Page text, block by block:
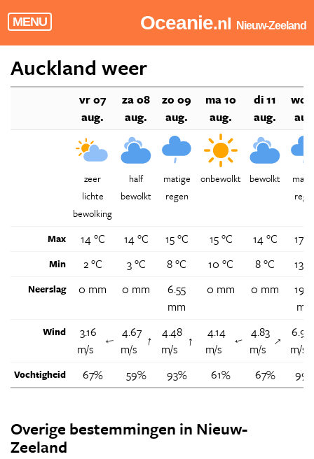
MENU Oceanie.nl Nieuw-Zeeland
Auckland weer
vr 07
aug.
za 08
aug.
zo 09
aug.
ma 10
aug.
di 11
aug.
wo
zeer
lichte
bewolking
half
bewolkt
matige
regen
onbewolkt bewolkt
Max 14 °C 14 °C 15 °C 15 °C 14 °C 17
Min 2 °C 3 °C 8 °C 10 °C 8 °C 13
Neerslag 0 mm 0 mm
6.55
mm
0 mm 0 mm
mm
Wind
3.16
m/s
↑
4.67
m/s
↑
4.48
m/s
↑
4.14
m/s
↑
4.83
m/s
↑
6.97
m/s
Vochtigheid 67% 59% 93% 61% 67%
Overige bestemmingen in Nieuw-
Zeeland